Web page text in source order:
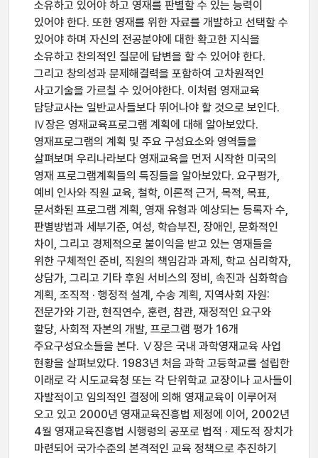
소유하고 있어야 하고 영재를 판별할 수 있는 능력이
있어야 한다. 또한 영재를 위한 자료를 개발하고 선택할 수
있어야 하며 자신의 전공분야에 대한 확고한 지식을
소유하고 찬의적인 질문에 답변을 할 수 있어야 한다.
그리고 창의성과 문제해결력을 포함하여 고차원적인
사고기술을 가르칠 수 있어야한다. 이처럼 영재교육
담당교사는 일반교사들보다 뛰어나야 할 것으로 보인다.
Ⅳ장은 영재교육프로그램 계획에 대해 알아보았다.
영재프로그램의 계획 및 주요 구성요소와 영역들을
살펴보며 우리나라보다 영재교육을 먼저 시작한 미국의
영재 프로그램계획들의 특징들을 알아보았다. 요구평가,
예비 인사와 직원 교육, 철학, 이론적 근거, 목적, 목표,
문서화된 프로그램 계획, 영재 유형과 예상되는 등록자 수,
판별방법과 세부기준, 여성, 학습부진, 장애인, 문화적인
차이, 그리고 경제적으로 불이익을 받고 있는 영재들을
위한 구체적인 준비, 직원의 책임감과 과제, 학교 심리학자,
상담가, 그리고 기타 후원 서비스의 정비, 속진과 심화학습
계획, 조직적 · 행정적 설계, 수송 계획, 지역사회 자원:
전문가와 기관, 현직연수, 훈련, 참관, 재정적인 요구와
할당, 사회적 자본의 개발, 프로그램 평가 16개
주요구성요소들을 본다. Ⅴ장은 국내 과학영재교육 사업
현황을 살펴보았다. 1983년 처음 과학 고등학교를 설립한
이래로 각 시도교육청 또는 각 단위학교 교장이나 교사들이
자발적이고 임의적인 결정에 의해 영재교육이 이루어져
오고 있고 2000년 영재교육진흥법 제정에 이어, 2002년
4월 영재교육진흥법 시행령의 공포로 법적 · 제도적 장치가
마련되어 국가수준의 본격적인 교육 정책으로 추진하기